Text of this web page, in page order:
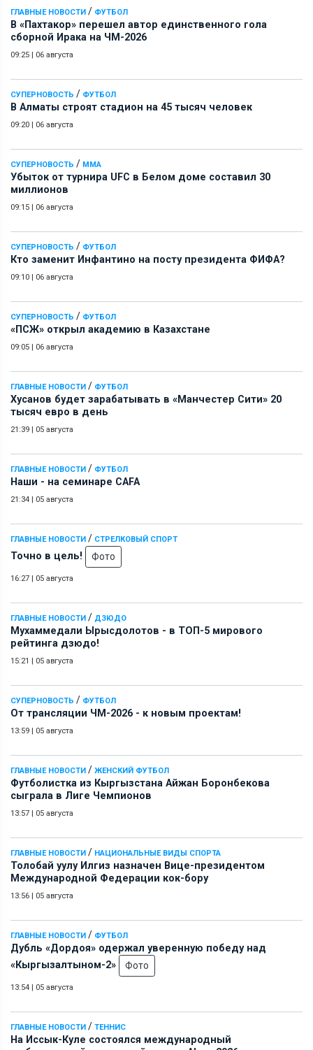
ГЛАВНЫЕ НОВОСТИ / ФУТБОЛ
В «Пахтакор» перешел автор единственного гола
сборной Ирака на ЧМ-2026
09:25 | 06 августа
СУПЕРНОВОСТЬ / ФУТБОЛ
В Алматы строят стадион на 45 тысяч человек
09:20 | 06 августа
СУПЕРНОВОСТЬ / ММА
Убыток от турнира UFC в Белом доме составил 30
миллионов
09:15 | 06 августа
СУПЕРНОВОСТЬ / ФУТБОЛ
Кто заменит Инфантино на посту президента ФИФА?
09:10 | 06 августа
СУПЕРНОВОСТЬ / ФУТБОЛ
«ПСЖ» открыл академию в Казахстане
09:05 | 06 августа
ГЛАВНЫЕ НОВОСТИ / ФУТБОЛ
Хусанов будет зарабатывать в «Манчестер Сити» 20
тысяч евро в день
21:39 | 05 августа
ГЛАВНЫЕ НОВОСТИ / ФУТБОЛ
Наши - на семинаре СAFA
21:34 | 05 августа
ГЛАВНЫЕ НОВОСТИ / СТРЕЛКОВЫЙ СПОРТ
Точно в цель! Фото
16:27 | 05 августа
ГЛАВНЫЕ НОВОСТИ / ДЗЮДО
Мухаммедали Ырысдолотов - в ТОП-5 мирового
рейтинга дзюдо!
15:21 | 05 августа
СУПЕРНОВОСТЬ / ФУТБОЛ
От трансляции ЧМ-2026 - к новым проектам!
13:59 | 05 августа
ГЛАВНЫЕ НОВОСТИ / ЖЕНСКИЙ ФУТБОЛ
Футболистка из Кыргызстана Айжан Боронбекова
сыграла в Лиге Чемпионов
13:57 | 05 августа
ГЛАВНЫЕ НОВОСТИ / НАЦИОНАЛЬНЫЕ ВИДЫ СПОРТА
Толобай уулу Илгиз назначен Вице-президентом
Международной Федерации кок-бору
13:56 | 05 августа
ГЛАВНЫЕ НОВОСТИ / ФУТБОЛ
Дубль «Дордоя» одержал уверенную победу над
«Кыргызалтыном-2»
Фото
13:54 | 05 августа
ГЛАВНЫЕ НОВОСТИ / ТЕННИС
На Иссык-Куле состоялся международный